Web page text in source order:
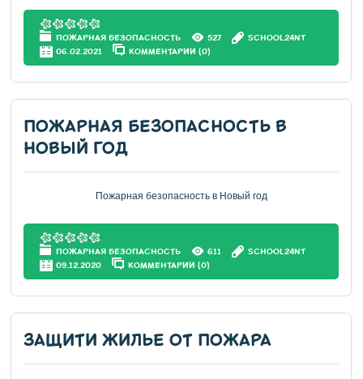
ПОЖАРНАЯ БЕЗОПАСНОСТЬ 527
SCHOOL24NT
06.02.2021
КОММЕНТАРИИ (0)
ПОЖАРНАЯ БЕЗОПАСНОСТЬ В
НОВЫЙ ГОД
Пожарная безопасность в Новый год
ПОЖАРНАЯ БЕЗОПАСНОСТЬ 611
SCHOOL24NT
09.12.2020
КОММЕНТАРИИ (0)
ЗАЩИТИ ЖИЛЬЕ ОТ ПОЖАРА